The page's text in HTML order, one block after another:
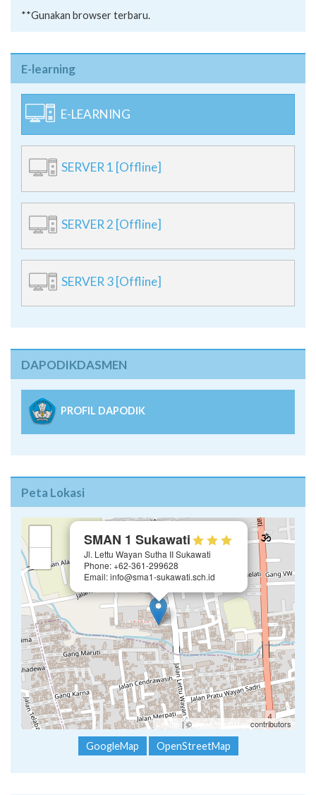
**Gunakan browser terbaru.
E-learning
E-LEARNING
SERVER 1 [Offline]
SERVER 2 [Offline]
SERVER 3 [Offline]
DAPODIKDASMEN
PROFIL DAPODIK
Peta Lokasi
SMAN 1 Sukawati
Jl. Lettu Wayan Sutha II Sukawati
Phone: +62-361-299628
Email: info@sma1-sukawati.sch.id
Leaflet | ©OpenStreetMap contributors
GoogleMap OpenStreetMap